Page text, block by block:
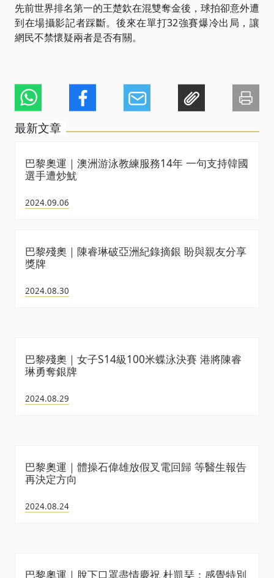
先前世界排名第一的王楚欽在混雙奪金後，球拍卻意外遭
到在場攝影記者踩斷。後來在單打32強賽爆冷出局，讓
網民不禁懷疑兩者是否有關。
最新文章
巴黎奧運｜澳洲游泳教練服務14年 一句支持韓國
選手遭炒魷
2024.09.06
巴黎殘奧｜陳睿琳破亞洲紀錄摘銀 盼與親友分享
獎牌
2024.08.30
巴黎殘奧｜女子S14級100米蝶泳決賽 港將陳睿
琳勇奪銀牌
2024.08.29
巴黎奧運｜體操石偉雄放假叉電回歸 等醫生報告
再決定方向
2024.08.24
巴黎奧運｜脫下口罩盡情慶祝 杜凱琹：感覺特別